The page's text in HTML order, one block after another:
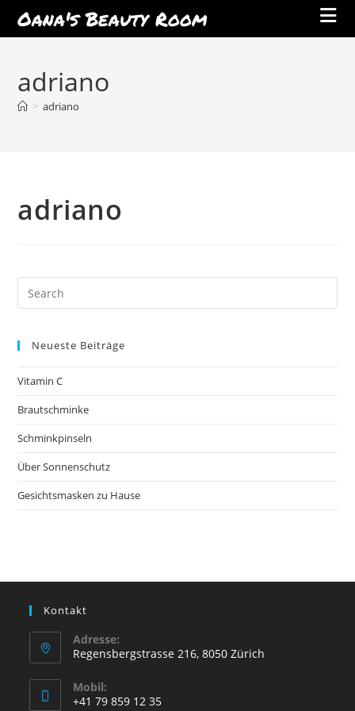
content
Oana's Beauty Room
adriano
> adriano
adriano
Neueste Beiträge
Vitamin C
Brautschminke
Schminkpinseln
Über Sonnenschutz
Gesichtsmasken zu Hause
Kontakt
Adresse:
Regensbergstrasse 216, 8050 Zürich
Mobil:
+41 79 859 12 35